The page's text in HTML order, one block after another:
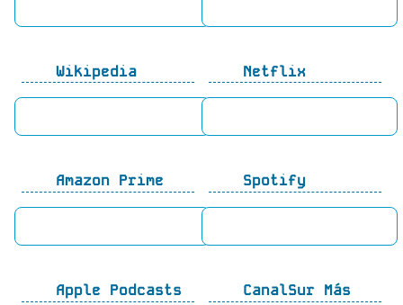
Wikipedia Netflix
Amazon Prime Spotify
Apple Podcasts CanalSur Más